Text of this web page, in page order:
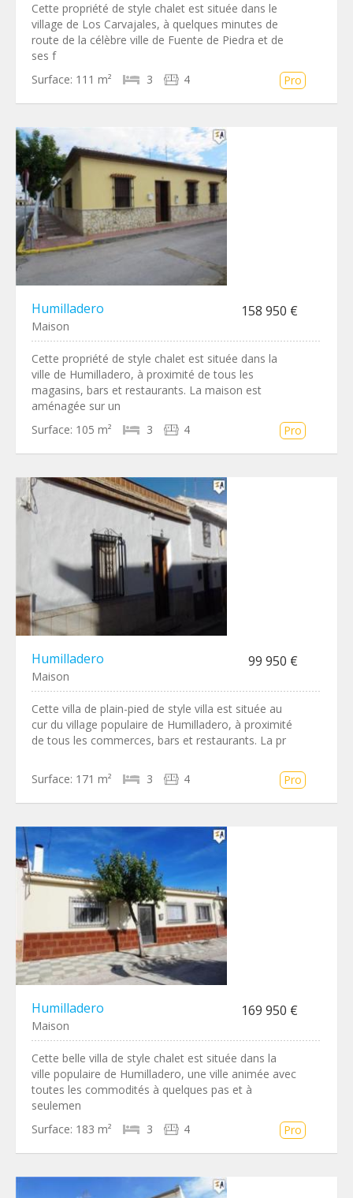
Cette propriété de style chalet est située dans le
village de Los Carvajales, à quelques minutes de
route de la célèbre ville de Fuente de Piedra et de
ses f
Surface: 111 m² 3 4 Pro
Humilladero 158 950 €
Maison
Cette propriété de style chalet est située dans la
ville de Humilladero, à proximité de tous les
magasins, bars et restaurants. La maison est
aménagée sur un
Surface: 105 m² 3 4 Pro
Humilladero 99 950 €
Maison
Cette villa de plain-pied de style villa est située au
cur du village populaire de Humilladero, à proximité
de tous les commerces, bars et restaurants. La pr
Surface: 171 m² 3 4 Pro
Humilladero 169 950 €
Maison
Cette belle villa de style chalet est située dans la
ville populaire de Humilladero, une ville animée avec
toutes les commodités à quelques pas et à
seulemen
Surface: 183 m² 3 4 Pro